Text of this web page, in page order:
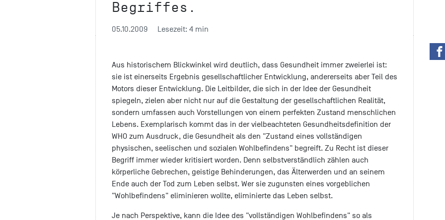
Begriffes.
05.10.2009 Lesezeit: 4 min
Aus historischem Blickwinkel wird deutlich, dass Gesundheit immer zweierlei ist:
sie ist einerseits Ergebnis gesellschaftlicher Entwicklung, andererseits aber Teil des
Motors dieser Entwicklung. Die Leitbilder, die sich in der Idee der Gesundheit
spiegeln, zielen aber nicht nur auf die Gestaltung der gesellschaftlichen Realität,
sondern umfassen auch Vorstellungen von einem perfekten Zustand menschlichen
Lebens. Exemplarisch kommt das in der vielbeachteten Gesundheitsdefinition der
WHO zum Ausdruck, die Gesundheit als den "Zustand eines vollständigen
physischen, seelischen und sozialen Wohlbefindens" begreift. Zu Recht ist dieser
Begriff immer wieder kritisiert worden. Denn selbstverständlich zählen auch
körperliche Gebrechen, geistige Behinderungen, das Älterwerden und an seinem
Ende auch der Tod zum Leben selbst. Wer sie zugunsten eines vorgeblichen
"Wohlbefindens" eliminieren wollte, eliminierte das Leben selbst.
Je nach Perspektive, kann die Idee des "vollständigen Wohlbefindens" so als